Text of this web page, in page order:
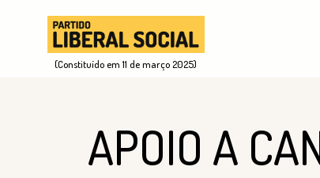
(Constituído em 11 de março 2025)
APOIO A